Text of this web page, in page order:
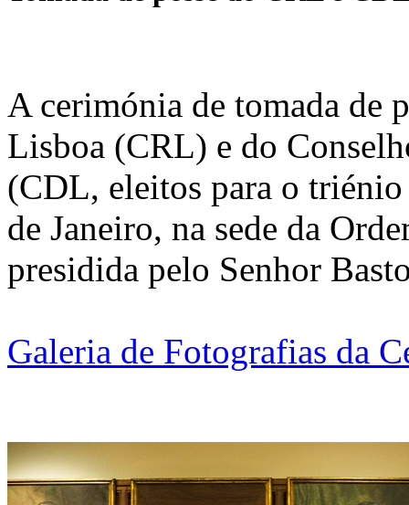
A cerimónia de tomada de
Lisboa (CRL) e do
(CDL, eleitos para o
de Janeiro, na sede da
presidida pelo Senhor
Galeria de Fotografias da